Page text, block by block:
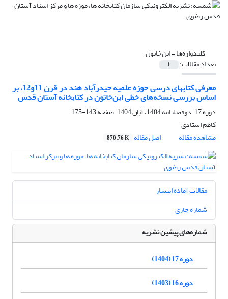
کلیدواژه‌ها =ابن‌خاتون
تعداد مقالات: 1
معرفی کتابهای درسی حوزه علمیه حیدرآباد هند در قرن 11و12، بر
اساس بررسی نسخه‌های خطی ابن‌خاتون در کتابخانه آستان قدس
دوره 17، دوفصلنامه 1404، آبان 1404، صفحه
143-175
کاظم استادی
مشاهده مقاله
اصل مقاله 870.76 K
مقالات آماده انتشار
شماره جاری
شماره‌های پیشین نشریه
دوره 17 (1404)
دوره 16 (1403)